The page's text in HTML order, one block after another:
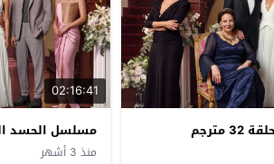
02:16:41
مسلسل الحسد الحلقة
منذ 3 أشهر